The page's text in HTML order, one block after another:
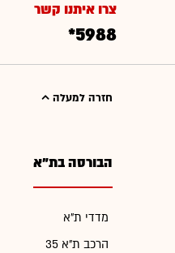
צרו איתנו קשר
*5988
חזרה למעלה
הבורסה בת"א
מדדי ת"א
הרכב ת"א 35